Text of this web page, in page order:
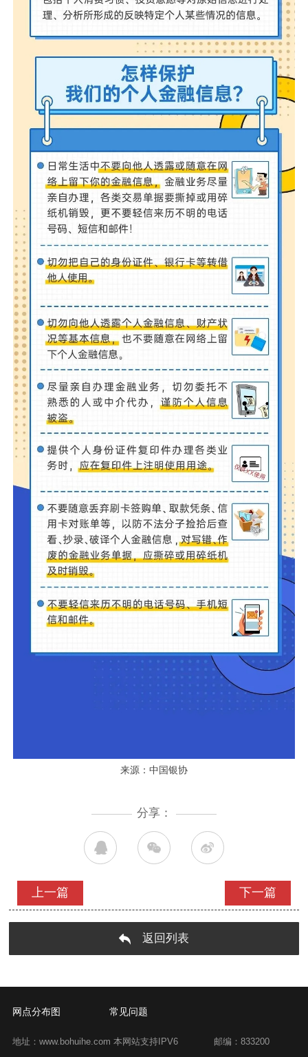
来源：中国银协
分享：
上一篇 下一篇
返回列表
网点分布图 常见问题
地址：www.bohuihe.com 本网站支持IPV6 邮编：833200